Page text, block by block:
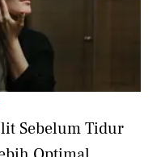
Sebelum Tidur